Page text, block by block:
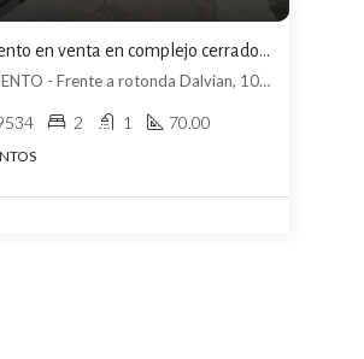
Departamento en venta en complejo cerrado en Las Heras
DEPARTAMENTO - Frente a rotonda Dalvian, 10.ª Sección Residencial Los Cerros, Mendoza
2 1 70.00